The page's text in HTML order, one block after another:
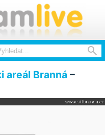

areál Branná –